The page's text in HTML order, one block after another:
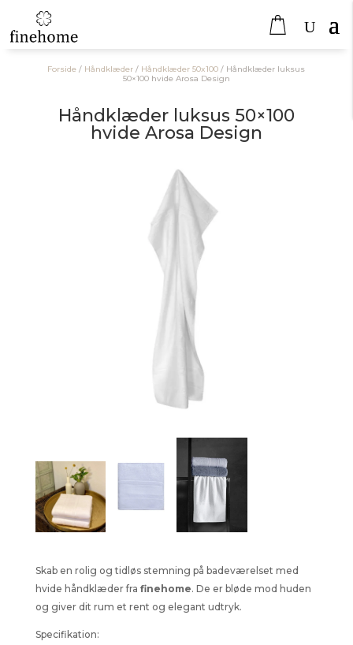
Forside / Håndklæder / Håndklæder 50x100 / Håndklæder luksus
50×100 hvide Arosa Design
Håndklæder luksus 50×100
hvide Arosa Design
Skab en rolig og tidløs stemning på badeværelset med
hvide håndklæder fra finehome. De er bløde mod huden
og giver dit rum et rent og elegant udtryk.
Specifikation: